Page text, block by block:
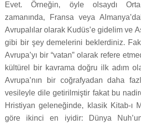
Evet. Örneğin, öyle olsaydı
zamanında, Fransa veya
Avrupalılar olarak Kudüs’e gidelim ve
gibi bir şey demelerini beklerdiniz.
Avrupa’yı bir “vatan” olarak refere
kültürel bir kavrama doğru ilk adım
Avrupa’nın bir coğrafyadan daha
vesileyle dile getirilmiştir fakat bu
Hristiyan geleneğinde, klasik Kitab-ı
göre ikinci en iyidir: Dünya